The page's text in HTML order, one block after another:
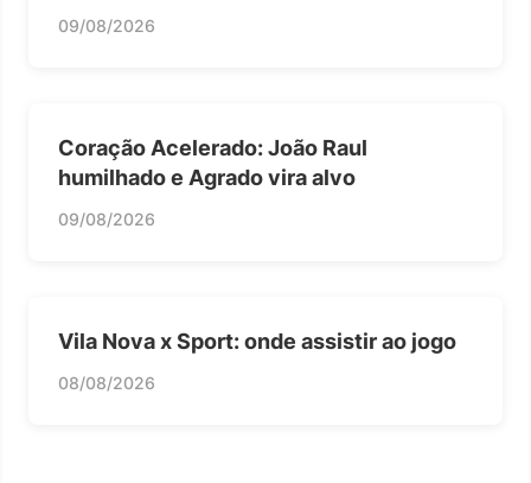
09/08/2026
Coração Acelerado: João Raul
humilhado e Agrado vira alvo
09/08/2026
Vila Nova x Sport: onde assistir ao jogo
08/08/2026